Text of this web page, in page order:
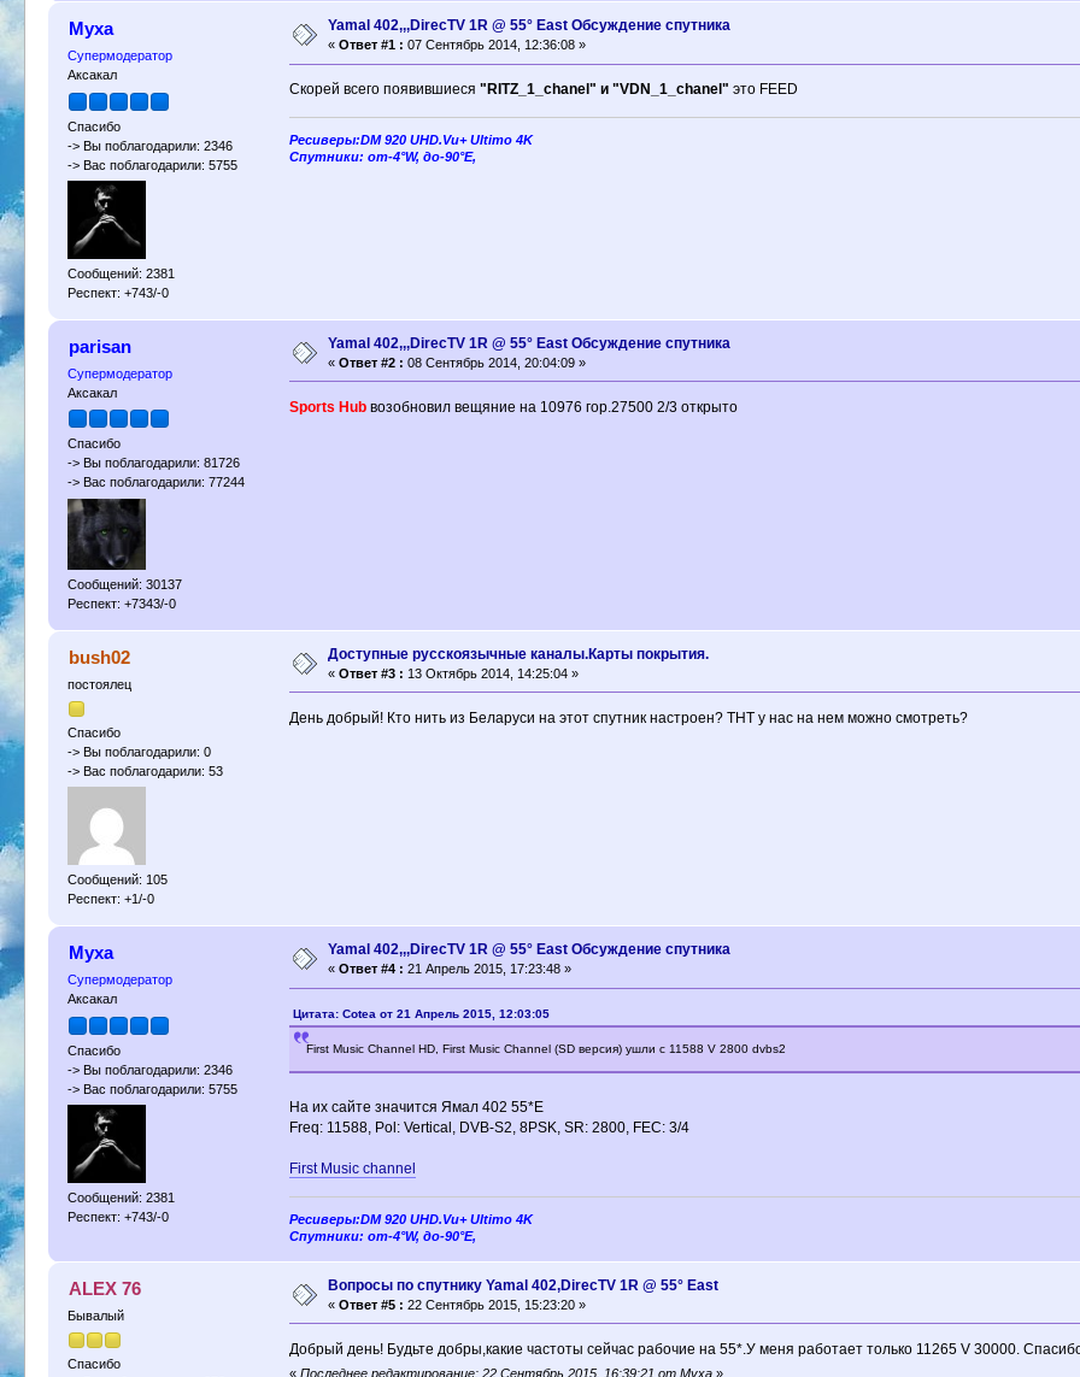
Муха
Супермодератор
Аксакал
Спасибо
-> Вы поблагодарили: 2346
-> Вас поблагодарили: 5755
Сообщений: 2381
Респект: +743/-0
Yamal 402,,,DirecTV 1R @ 55° East Oбсуждение спутника
«Ответ #1 : 07 Сентябрь 2014, 12:36:08 »
Скорей всего появившиеся "RITZ_1_chanel" и "VDN_1_chanel" это FEED
Ресиверы:DM 920 UHD.Vu+ Ultimo 4K
Спутники: от-4°W, до-90°E,
parisan
Супермодератор
Аксакал
Спасибо
-> Вы поблагодарили: 81726
-> Вас поблагодарили: 77244
Сообщений: 30137
Респект: +7343/-0
Yamal 402,,,DirecTV 1R @ 55° East Oбсуждение спутника
«Ответ #2 : 08 Сентябрь 2014, 20:04:09 »
Sports Hub возобновил вещяние на 10976 гор.27500 2/3 открыто
bush02
постоялец
Спасибо
-> Вы поблагодарили: 0
-> Вас поблагодарили: 53
Сообщений: 105
Респект: +1/-0
Доступные русскоязычные каналы.Карты покрытия.
«Ответ #3 : 13 Октябрь 2014, 14:25:04 »
День добрый! Кто нить из Беларуси на этот спутник настроен? ТНТ у нас на нем можно смотреть?
Муха
Супермодератор
Аксакал
Спасибо
-> Вы поблагодарили: 2346
-> Вас поблагодарили: 5755
Сообщений: 2381
Респект: +743/-0
Yamal 402,,,DirecTV 1R @ 55° East Oбсуждение спутника
«Ответ #4 : 21 Апрель 2015, 17:23:48 »
Цитата: Cotea от 21 Апрель 2015, 12:03:05
First Music Channel HD, First Music Channel (SD версия) ушли с 11588 V 2800 dvbs2
На их сайте значится Ямал 402 55*Е
Freq: 11588, Pol: Vertical, DVB-S2, 8PSK, SR: 2800, FEC: 3/4
First Music channel
Ресиверы:DM 920 UHD.Vu+ Ultimo 4K
Спутники: от-4°W, до-90°E,
ALEX 76
Бывалый
Спасибо
Вопросы по спутнику Yamal 402,DirecTV 1R @ 55° East
«Ответ #5 : 22 Сентябрь 2015, 15:23:20 »
Добрый день! Будьте добры,какие частоты сейчас рабочие на 55*.У меня работает только 11265 V 30000.
« Последнее редактирование: 22 Сентябрь 2015, 16:39:21 от Муха»